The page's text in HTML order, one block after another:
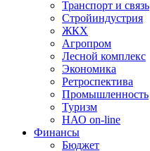
Транспорт и связь
Стройиндустрия
ЖКХ
Агропром
Лесной комплекс
Экономика
Ретроспектива
Промышленность
Туризм
НАО on-line
Финансы
Бюджет